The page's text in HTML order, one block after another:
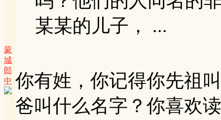
蒙
城
郎
中
某某的儿子， ...
你有姓，你记得你先祖
爸叫什么名字？你喜欢